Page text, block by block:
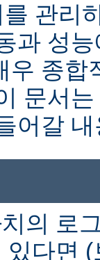
관리
과 성
우 종합
문서
어갈
의 로
있다면